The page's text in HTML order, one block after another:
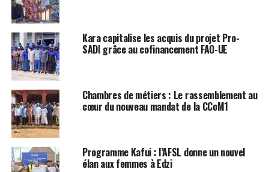
Kara capitalise les acquis du projet Pro-
SADI grâce au cofinancement FAO-UE
Chambres de métiers : Le rassemblement au
cœur du nouveau mandat de la CCoM1
Programme Kafui : l’AFSL donne un nouvel
élan aux femmes à Edzi